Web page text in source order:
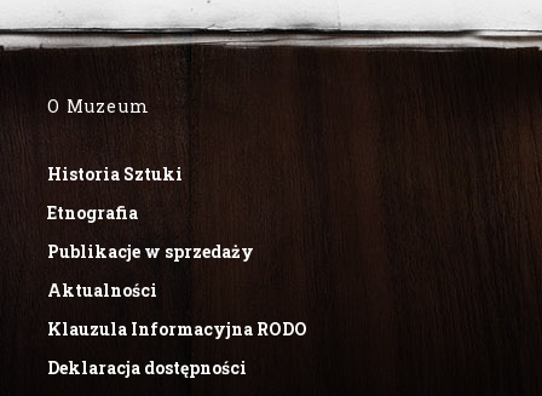
O Muzeum
Historia Sztuki
Etnografia
Publikacje w sprzedaży
Aktualności
Klauzula Informacyjna RODO
Deklaracja dostępności